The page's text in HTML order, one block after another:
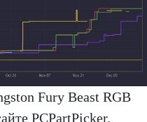
Fury Beast RGB
PCPartPicker.